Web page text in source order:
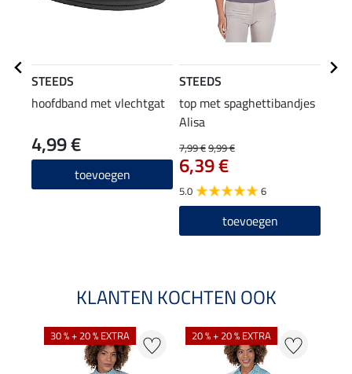
STEEDS
hoofdband met vlechtgat
4,99 €
toevoegen
STEEDS
top met spaghettibandjes
Alisa
7,99 €9,99 €
6,39 €
5.0 6
toevoegen
KLANTEN KOCHTEN OOK
30 % + 20 % EXTRA 20 % + 20 % EXTRA